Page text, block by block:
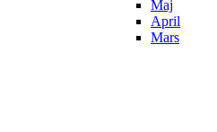
Maj
April
Mars